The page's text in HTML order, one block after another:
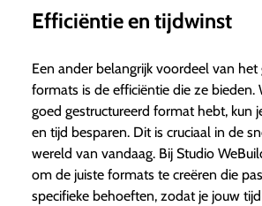
Efficiëntie en tijdwinst
Een ander belangrijk voordeel van het
formats is de efficiëntie die ze bieden.
goed gestructureerd format hebt, kun
en tijd besparen. Dit is cruciaal in de
wereld van vandaag. Bij Studio
om de juiste formats te creëren die
specifieke behoeften, zodat je jouw